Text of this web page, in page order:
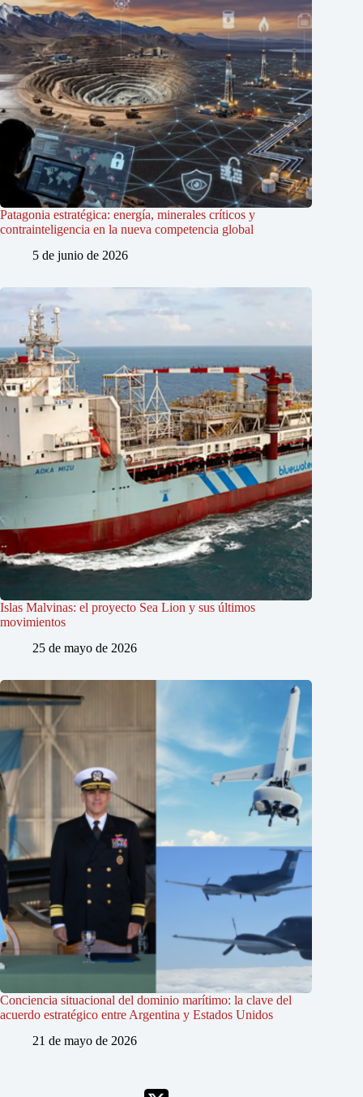
Patagonia estratégica: energía, minerales críticos y
contrainteligencia en la nueva competencia global
5 de junio de 2026
Islas Malvinas: el proyecto Sea Lion y sus últimos
movimientos
25 de mayo de 2026
Conciencia situacional del dominio marítimo: la clave del
acuerdo estratégico entre Argentina y Estados Unidos
21 de mayo de 2026